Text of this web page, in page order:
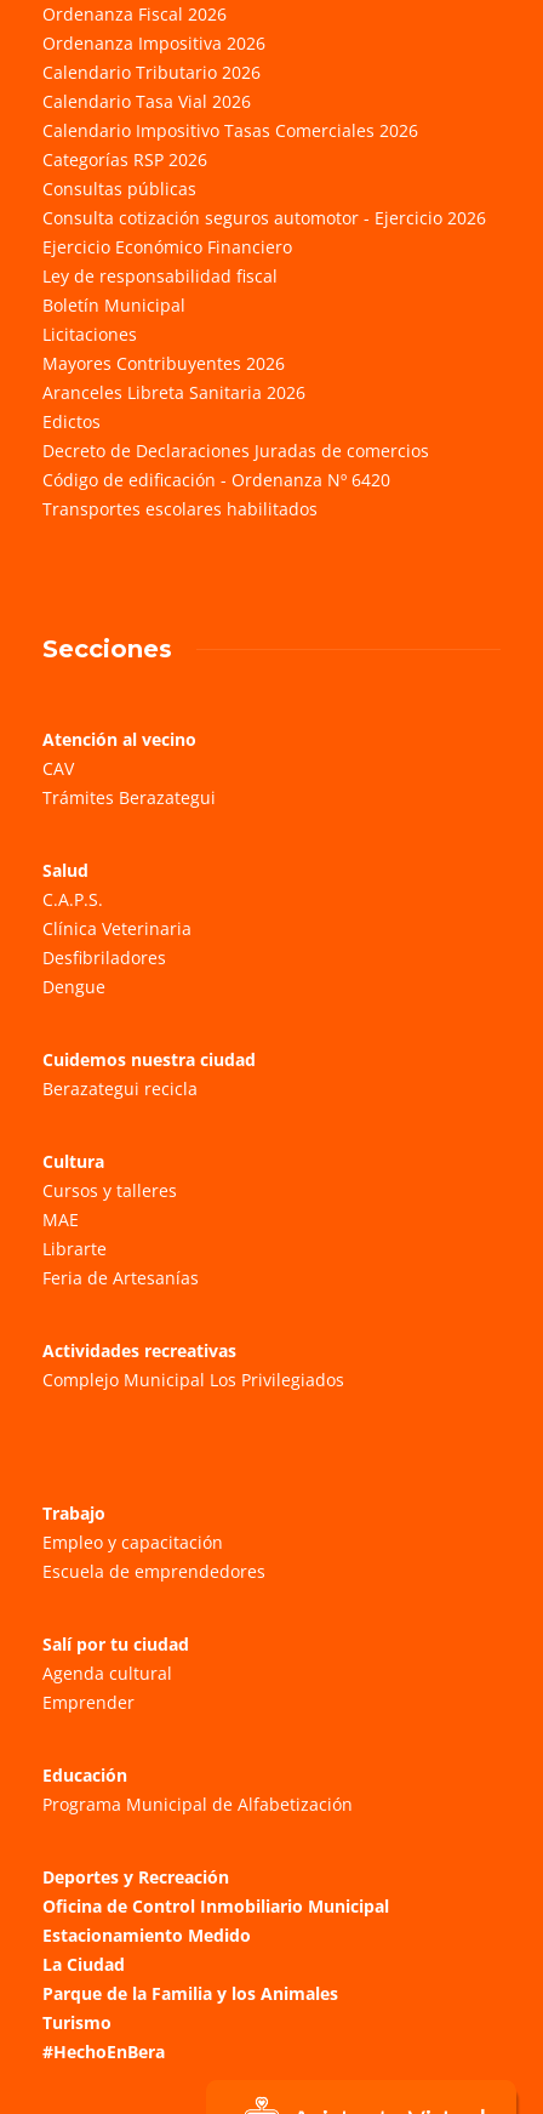
Ordenanza Fiscal 2026
Ordenanza Impositiva 2026
Calendario Tributario 2026
Calendario Tasa Vial 2026
Calendario Impositivo Tasas Comerciales 2026
Categorías RSP 2026
Consultas públicas
Consulta cotización seguros automotor - Ejercicio 2026
Ejercicio Económico Financiero
Ley de responsabilidad fiscal
Boletín Municipal
Licitaciones
Mayores Contribuyentes 2026
Aranceles Libreta Sanitaria 2026
Edictos
Decreto de Declaraciones Juradas de comercios
Código de edificación - Ordenanza Nº 6420
Transportes escolares habilitados
Secciones
Atención al vecino
CAV
Trámites Berazategui
Salud
C.A.P.S.
Clínica Veterinaria
Desfibriladores
Dengue
Cuidemos nuestra ciudad
Berazategui recicla
Cultura
Cursos y talleres
MAE
Librarte
Feria de Artesanías
Actividades recreativas
Complejo Municipal Los Privilegiados
Trabajo
Empleo y capacitación
Escuela de emprendedores
Salí por tu ciudad
Agenda cultural
Emprender
Educación
Programa Municipal de Alfabetización
Deportes y Recreación
Oficina de Control Inmobiliario Municipal
Estacionamiento Medido
La Ciudad
Parque de la Familia y los Animales
Turismo
#HechoEnBera